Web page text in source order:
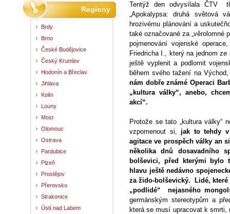
Tentýž den odvysílala ČTV
„Apokalypsa: druhá světová
hrozivému plánování a
také označované za „věrolomné
pojmenování vojenské
Friedricha I., který na jednom
ještě vyplenit a podlomit
během svého tažení na
nám dobře známé Operaci
„kultura války“, anebo,
akcí“.
Protože se tato „kultura války“
vzpomenout si, jak to tehdy
agitace ve prospěch války an
několika dnů dosavadního
bolševici, před kterými bylo
hlavu ještě nedávno
za žido-bolševický. Lidé,
„podlidé“ nejasného
germánským stereotypům a
která se musí upracovat k smrti,
Regiony
Brdy
Brno
České Budějovice
Český Krumlov
Hodonín a Břeclav
Jihlava
Kolín
Louny
Most
Olomouc
Ostrava
Pardubice
Plzeň
Prostějov
Přerovsko
Strakonice
Ústí nad Labem